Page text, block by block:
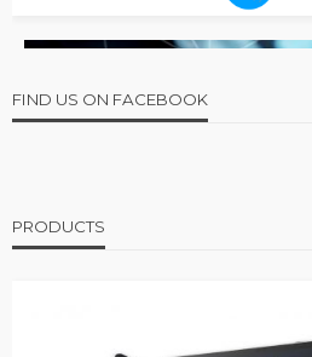
FIND US ON FACEBOOK
PRODUCTS